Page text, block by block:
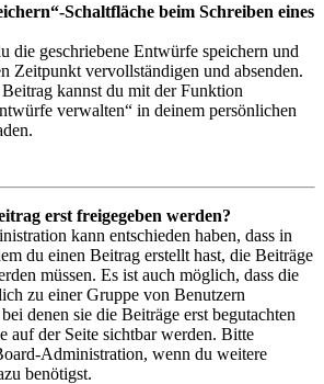
Schaltfläche beim Schreiben eines
die geschriebene Entwürfe speichern und
Zeitpunkt vervollständigen und absenden.
kannst du mit der Funktion
verwalten“ in deinem persönlichen
erst freigegeben werden?
kann entschieden haben, dass in
du einen Beitrag erstellt hast, die Beiträge
müssen. Es ist auch möglich, dass die
zu einer Gruppe von Benutzern
denen sie die Beiträge erst begutachten
auf der Seite sichtbar werden. Bitte
Administration, wenn du weitere
benötigst.